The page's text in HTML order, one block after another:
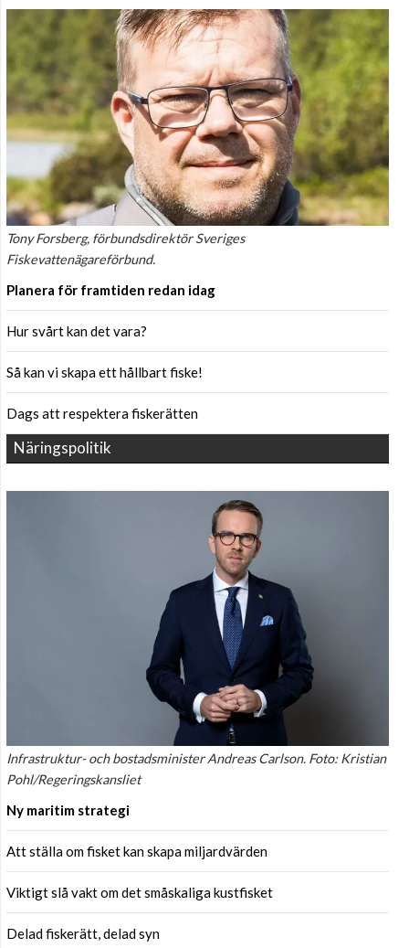
Tony Forsberg, förbundsdirektör Sveriges
Fiskevattenägareförbund.
Planera för framtiden redan idag
Hur svårt kan det vara?
Så kan vi skapa ett hållbart fiske!
Dags att respektera fiskerätten
Näringspolitik
Infrastruktur- och bostadsminister Andreas Carlson. Foto: Kristian
Pohl/Regeringskansliet
Ny maritim strategi
Att ställa om fisket kan skapa miljardvärden
Viktigt slå vakt om det småskaliga kustfisket
Delad fiskerätt, delad syn